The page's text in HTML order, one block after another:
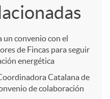
un convenio con el
de Fincas para seguir
energética
Catalana de
de colaboración